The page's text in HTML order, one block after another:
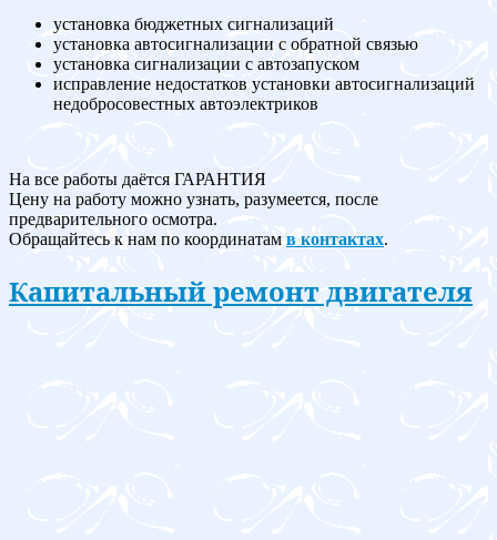
установка бюджетных сигнализаций
установка автосигнализации с обратной связью
установка сигнализации с автозапуском
исправление недостатков установки автосигнализаций
недобросовестных автоэлектриков
На все работы даётся ГАРАНТИЯ
Цену на работу можно узнать, разумеется, после
предварительного осмотра.
Обращайтесь к нам по координатам в контактах.
Капитальный ремонт двигателя